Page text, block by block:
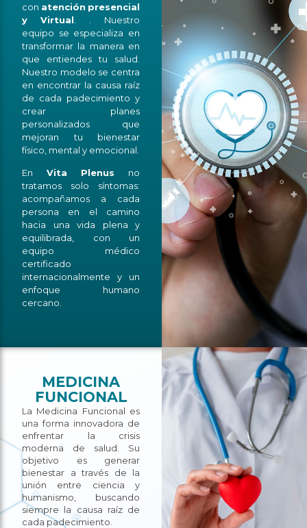
con atención presencial
y
Virtual . . Nuestro
equipo se especializa en
transformar la manera en
que entiendes tu salud.
Nuestro modelo se centra
en encontrar la causa raíz
de cada padecimiento y
crear planes
personalizados que
mejoran tu bienestar
físico, mental y emocional.
EnVita Plenus no
tratamos solo síntomas:
acompañamos a cada
persona en el camino
hacia una vida plena y
equilibrada, con un
equipo médico
certificado
internacionalmente y un
enfoque humano
cercano.
MEDICINA
FUNCIONAL
La Medicina Funcional es
una forma innovadora de
enfrentar la crisis
moderna de salud. Su
objetivo es generar
bienestar a través de la
unión entre ciencia y
humanismo, buscando
siempre la causa raíz de
cada padecimiento.